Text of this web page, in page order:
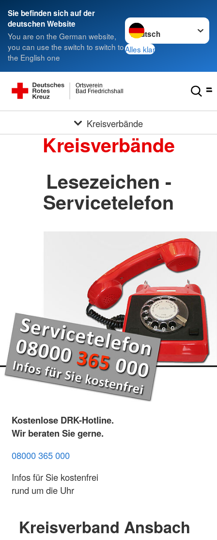
Sie befinden sich auf der
deutschen Website
You are on the German website,
you can use the switch to switch to
the English one
Sprache wechseln zu
Alles klar
Bad Friedrichshall
Ortsverein
Kreisverbände
Kreisverbände
Lesezeichen -
Servicetelefon
Kostenlose DRK-Hotline.
Wir beraten Sie gerne.
08000 365 000
Infos für Sie kostenfrei
rund um die Uhr
Kreisverband Ansbach